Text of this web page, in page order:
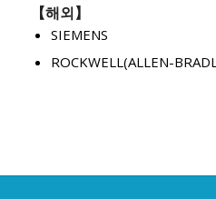
【해외】
SIEMENS
ROCKWELL(ALLEN-